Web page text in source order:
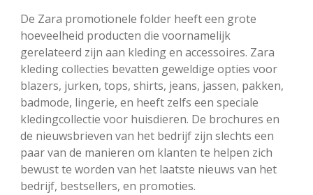
De Zara promotionele folder heeft een grote
hoeveelheid producten die voornamelijk
gerelateerd zijn aan kleding en accessoires. Zara
kleding collecties bevatten geweldige opties voor
blazers, jurken, tops, shirts, jeans, jassen, pakken,
badmode, lingerie, en heeft zelfs een speciale
kledingcollectie voor huisdieren. De brochures en
de nieuwsbrieven van het bedrijf zijn slechts een
paar van de manieren om klanten te helpen zich
bewust te worden van het laatste nieuws van het
bedrijf, bestsellers, en promoties.